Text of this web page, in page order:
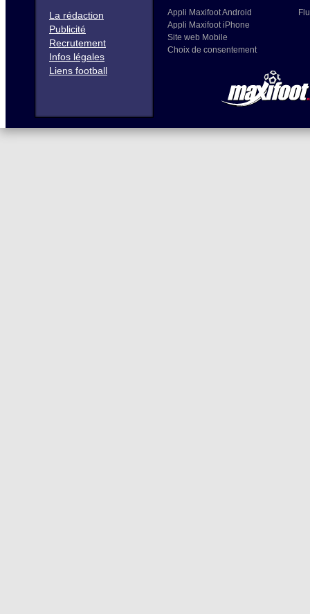
La rédaction
Publicité
Recrutement
Infos légales
Liens football
Appli Maxifoot Android
Appli Maxifoot iPhone
Site web Mobile
Choix de consentement